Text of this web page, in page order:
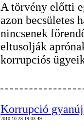
A törvény előtti
azon becsületes
nincsenek
eltusolják
korrupciós
Korrupció
2010-10-28 19:03:49